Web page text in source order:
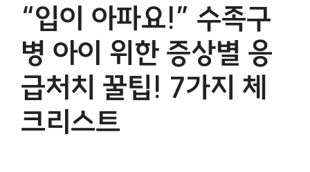
“입이 아파요!” 수족구
병 아이 위한 증상별 응
급처치 꿀팁! 7가지 체
크리스트